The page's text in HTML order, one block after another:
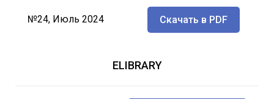
№24, Июль 2024 Скачать в PDF
ELIBRARY